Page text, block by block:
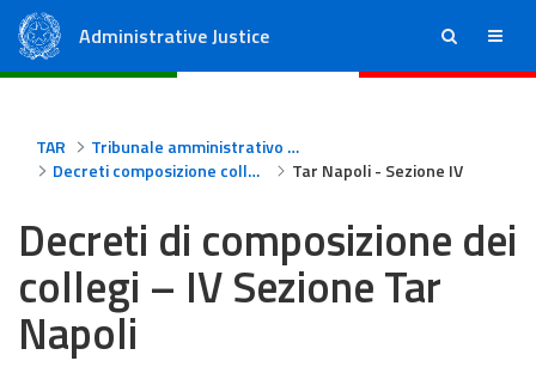
Administrative Justice ricerca menu
TAR
Tribunale amministrativo regionale per la Campania - Napoli
Decreti composizione collegi Tar Napoli
Tar Napoli - Sezione IV
Decreti di composizione dei
collegi – IV Sezione Tar
Napoli